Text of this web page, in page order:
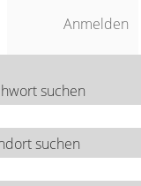
Anmelden
suchen
suchen